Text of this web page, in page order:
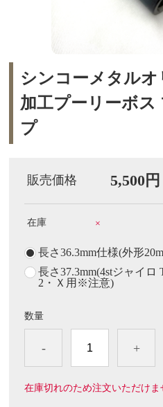
シンコーメタル
加工プーリーボス
プ
販売価格 5,500円
在庫 ×
長さ36.3mm仕様(外形
長さ37.3mm(4stジャイ
2・Ｘ用※注意)
数量
- +
在庫切れのため注文いただけま